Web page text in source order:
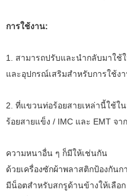
การใช้งาน:
1. สามารถปรับและนำกลับมาใช้
และอุปกรณ์เสริมสำหรับการใช้ง
2. ที่แขวนท่อร้อยสายเหล่านี้ใช้ใ
ร้อยสายแข็ง / IMC และ EMT จา
ความหนาอื่น ๆ ก็มีให้เช่นกัน
ด้วยเครื่องซักผ้าพลาสติกป้องกันก
มีน็อตสำหรับสกรูด้านข้างให้เลือก